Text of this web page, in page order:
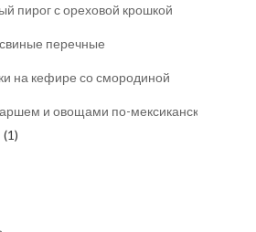
пирог с ореховой крошкой
перечные
на кефире со смородиной
и овощами по-мексикански
(1)